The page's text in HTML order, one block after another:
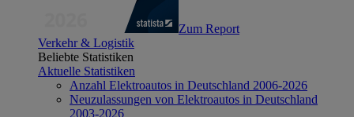
Zum Report
Verkehr & Logistik
Beliebte Statistiken
Aktuelle Statistiken
Anzahl Elektroautos in Deutschland 2006-2026
Neuzulassungen von Elektroautos in Deutschland
2003-2026